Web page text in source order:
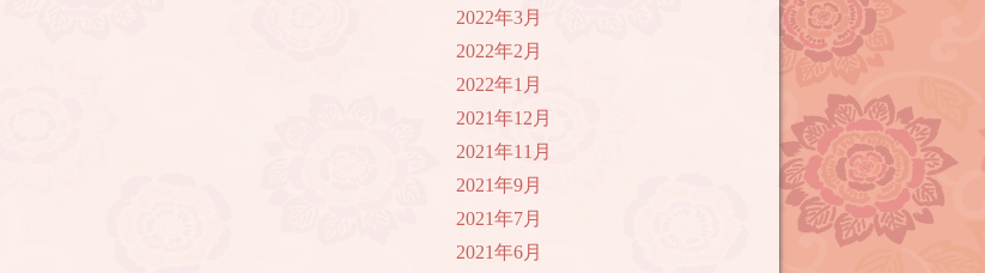
2022年3月
2022年2月
2022年1月
2021年12月
2021年11月
2021年9月
2021年7月
2021年6月